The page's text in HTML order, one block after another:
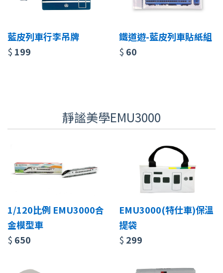
藍皮列車行李吊牌
$ 199
鐵道遊-藍皮列車貼紙組
$ 60
靜謐美學EMU3000
1/120比例 EMU3000合
金模型車
$ 650
EMU3000(特仕車)保溫
提袋
$ 299